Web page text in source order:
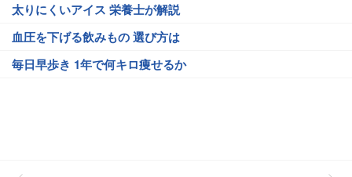
太りにくいアイス 栄養士が解説
血圧を下げる飲みもの 選び方は
毎日早歩き 1年で何キロ痩せるか